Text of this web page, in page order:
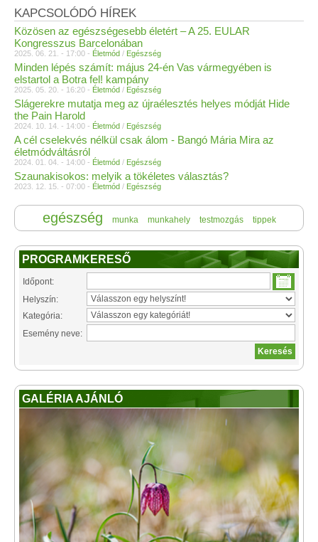
KAPCSOLÓDÓ HÍREK
Közösen az egészségesebb életért – A 25. EULAR
Kongresszus Barcelonában
2025. 06. 21. - 17:00 - Életmód / Egészség
Minden lépés számít: május 24-én Vas vármegyében is
elstartol a Botra fel! kampány
2025. 05. 20. - 16:20 - Életmód / Egészség
Slágerekre mutatja meg az újraélesztés helyes módját Hide
the Pain Harold
2024. 10. 14. - 14:00 - Életmód / Egészség
A cél cselekvés nélkül csak álom - Bangó Mária Mira az
életmódváltásról
2024. 01. 04. - 14:00 - Életmód / Egészség
Szaunakisokos: melyik a tökéletes választás?
2023. 12. 15. - 07:00 - Életmód / Egészség
egészség munka munkahely testmozgás tippek
PROGRAMKERESŐ
Időpont:
Helyszín:
Kategória:
Esemény neve:
GALÉRIA AJÁNLÓ